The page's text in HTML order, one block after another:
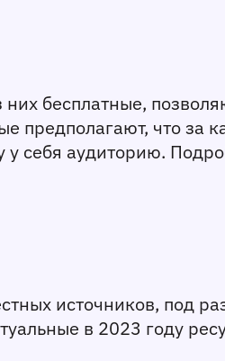
бесплатные,
предполагают, что за
себя аудиторию.
источников, под
в 2023 году